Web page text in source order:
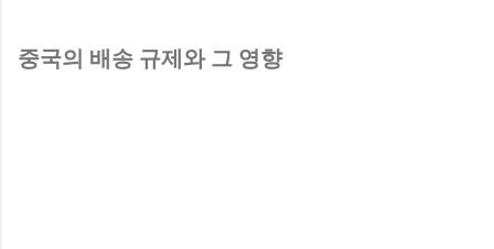
중국의 배송 규제와 그 영향